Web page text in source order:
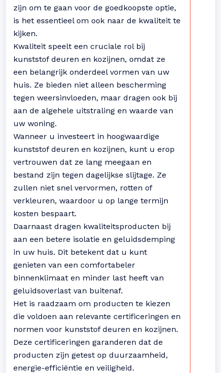
zijn om te gaan voor de goedkoopste optie,
is het essentieel om ook naar de kwaliteit te
kijken.
Kwaliteit speelt een cruciale rol bij
kunststof deuren en kozijnen, omdat ze
een belangrijk onderdeel vormen van uw
huis. Ze bieden niet alleen bescherming
tegen weersinvloeden, maar dragen ook bij
aan de algehele uitstraling en waarde van
uw woning.
Wanneer u investeert in hoogwaardige
kunststof deuren en kozijnen, kunt u erop
vertrouwen dat ze lang meegaan en
bestand zijn tegen dagelijkse slijtage. Ze
zullen niet snel vervormen, rotten of
verkleuren, waardoor u op lange termijn
kosten bespaart.
Daarnaast dragen kwaliteitsproducten bij
aan een betere isolatie en geluidsdemping
in uw huis. Dit betekent dat u kunt
genieten van een comfortabeler
binnenklimaat en minder last heeft van
geluidsoverlast van buitenaf.
Het is raadzaam om producten te kiezen
die voldoen aan relevante certificeringen en
normen voor kunststof deuren en kozijnen.
Deze certificeringen garanderen dat de
producten zijn getest op duurzaamheid,
energie-efficiëntie en veiligheid.